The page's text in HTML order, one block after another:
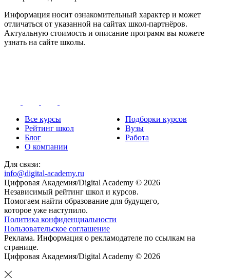
Информация носит ознакомительный характер и может
отличаться от указанной на сайтах школ-партнёров.
Актуальную стоимость и описание программ вы можете
узнать на сайте школы.
Все курсы
Подборки курсов
Рейтинг школ
Вузы
Блог
Работа
О компании
Для связи:
info@digital-academy.ru
Цифровая Академия/Digital Academy © 2026
Независимый рейтинг школ и курсов.
Помогаем найти образование для будущего,
которое уже наступило.
Политика конфиденциальности
Пользовательское соглашение
Реклама. Информация о рекламодателе по ссылкам на
странице.
Цифровая Академия/Digital Academy © 2026